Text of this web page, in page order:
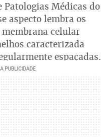
Médicas do
aspecto lembra os
celular
caracterizada
espaçadas.